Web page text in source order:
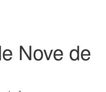
Nove de